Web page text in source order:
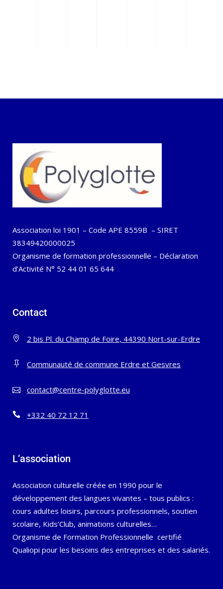
Association loi 1901 – Code APE 8559B – SIRET
38349420000025
Organisme de formation professionnelle – Déclaration
d’Activité N° 52 44 01 65 644
Contact
2 bis Pl. du Champ de Foire, 44390 Nort-sur-Erdre
Communauté de commune Erdre et Gesvres
contact@centre-polyglotte.eu
+332 40 72 12 71
L’association
Association culturelle créée en 1990 pour le
développement des langues vivantes – tous publics :
cours adultes loisirs, parcours professionnels, soutien
scolaire, Kids’Club, animations culturelles…
Organisme de Formation Professionnelle certifié
Qualiopi pour les besoins des entreprises et des salariés.